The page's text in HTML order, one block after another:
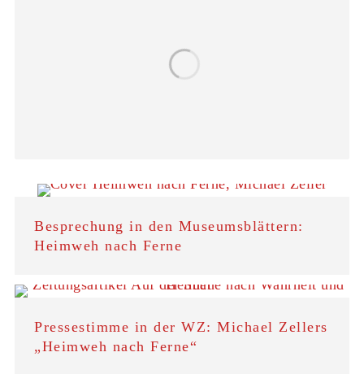
Besprechung in den Museumsblättern:
Heimweh nach Ferne
Pressestimme in der WZ: Michael Zellers
„Heimweh nach Ferne“